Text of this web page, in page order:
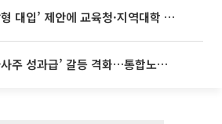
’ 제안에 교육청·지역대학 서·논술형 입시 연계 '착수'
SK하이닉스 ‘자사주 성과급’ 갈등 격화…통합노조 출범 움직임